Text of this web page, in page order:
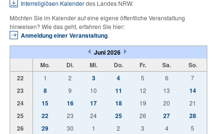
Interreligiösen Kalenderdes Landes NRW.
Möchten Sie im Kalender auf eine eigene öffentliche Veranstaltung
hinweisen? Wie das geht, erfahren Sie hier:
Anmeldung einer Veranstaltung.
Juni 2026
Mo.
Di. Mi. Do. Fr. Sa.
So.
22
1 2 3 4 5 6 7
23 8 9 10 11 12 13
14
24
15 16 17 18 19 20 21
25 22 23 24 25 26 27
28
26
29 30 1 2 3 4 5